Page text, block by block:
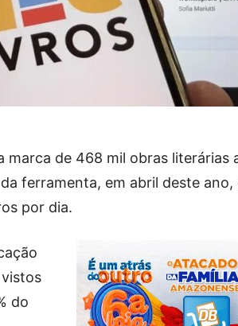
marca de 468 mil obras literárias
ferramenta, em abril deste ano,
por dia.
do